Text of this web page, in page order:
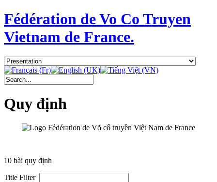
Fédération de Vo Co Truyen
Vietnam de France.
Quy định
10 bài quy định
Title Filter